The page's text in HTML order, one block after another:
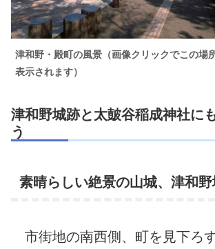
津和野・殿町の風景（画像クリックでこの
表示されます）
津和野城跡と太皷谷稲成神社に
う
素晴らしい絶景の山城、津和
市街地の南西側、町を見下ろ